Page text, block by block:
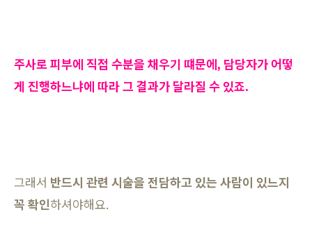
주사로 피부에 직접 수분을 채우기 떄문에, 담당자가 어떻
게 진행하느냐에 따라 그 결과가 달라질 수 있죠.
그래서 반드시 관련 시술을 전담하고 있는 사람이 있느지
꼭 확인하셔야해요.